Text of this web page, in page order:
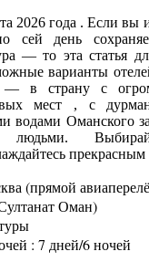
2026 года . Если вы
день
— то эта статья
варианты
в страну с
мест , с
водами Оманского
людьми.
(прямой
Оман)
: 7 дней/6 ночей